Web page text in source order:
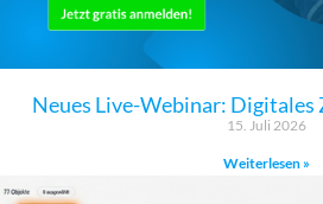
Neues Live-Webinar: Digitales
15. Juli 2026
Weiterlesen »